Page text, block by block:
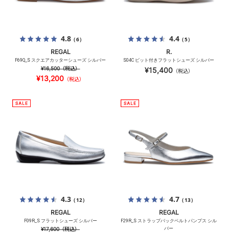
4.8（6）
REGAL
F69Q_S スクエアカッターシューズ シルバー
¥16,500（税込）
¥13,200 （税込）
4.4（5）
R.
S04C ビット付きフラットシューズ シルバー
¥15,400（税込）
4.3（12）
REGAL
F09R_S フラットシューズ シルバー
¥17,600（税込）
4.7（13）
REGAL
F29R_S ストラップバックベルトパンプス シル
バー